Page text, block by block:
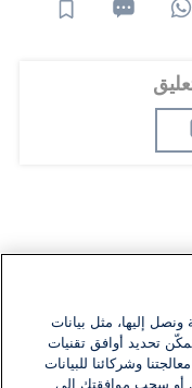
الأول!
ونصل إليها، مثل بيانات
تحديد أوافق تقنيات
وشركائنا للبيانات
أو سحب موافقتك إلى